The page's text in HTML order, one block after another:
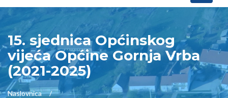
15. sjednica Općinskog
vijeća Općine Gornja Vrba
(2021-2025)
Naslovnica